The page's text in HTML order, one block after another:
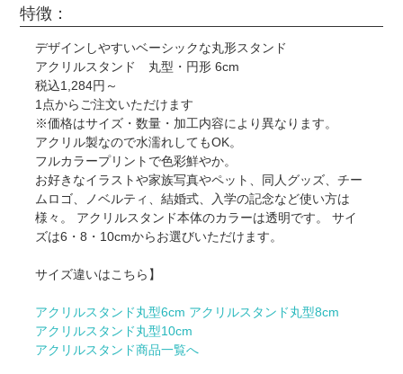
特徴：
デザインしやすいベーシックな丸形スタンド
アクリルスタンド 丸型・円形 6cm
税込1,284円～
1点からご注文いただけます
※価格はサイズ・数量・加工内容により異なります。
アクリル製なので水濡れしてもOK。
フルカラープリントで色彩鮮やか。
お好きなイラストや家族写真やペット、同人グッズ、チー
ムロゴ、ノベルティ、結婚式、入学の記念など使い方は
様々。 アクリルスタンド本体のカラーは透明です。 サイ
ズは6・8・10cmからお選びいただけます。
サイズ違いはこちら】
アクリルスタンド丸型6cm アクリルスタンド丸型8cm
アクリルスタンド丸型10cm
アクリルスタンド商品一覧へ